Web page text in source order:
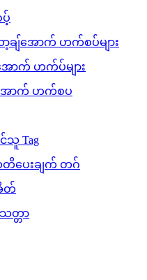
ျ်အောက် ဟက်စပ်များ
ောက် ဟက်ပ်များ
ာက် ဟက်စပ
သူ Tag
တိပေးချက် တဂ်
တ်
တ္တာ